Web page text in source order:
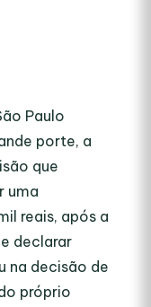
Paulo
porte, a
que
uma
reais, após a
declarar
na decisão de
próprio